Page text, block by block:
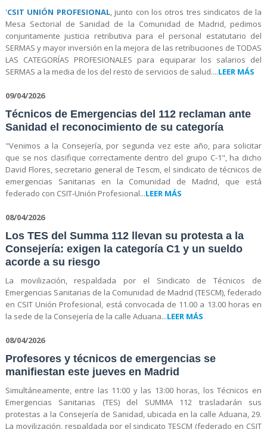
'CSIT UNIÓN PROFESIONAL, junto con los otros tres sindicatos de la
Mesa Sectorial de Sanidad de la Comunidad de Madrid, pedimos
conjuntamente justicia retributiva para el personal estatutario del
SERMAS y mayor inversión en la mejora de las retribuciones de TODAS
LAS CATEGORÍAS PROFESIONALES para equiparar los salarios del
SERMAS a la media de los del resto de servicios de salud....LEER MÁS
09/04/2026
Técnicos de Emergencias del 112 reclaman ante
Sanidad el reconocimiento de su categoría
"Venimos a la Consejería, por segunda vez este año, para solicitar
que se nos clasifique correctamente dentro del grupo C-1", ha dicho
David Flores, secretario general de Tescm, el sindicato de técnicos de
emergencias Sanitarias en la Comunidad de Madrid, que está
federado con CSIT-Unión Profesional...LEER MÁS
08/04/2026
Los TES del Summa 112 llevan su protesta a la
Consejería: exigen la categoría C1 y un sueldo
acorde a su riesgo
La movilización, respaldada por el Sindicato de Técnicos de
Emergencias Sanitarias de la Comunidad de Madrid (TESCM), federado
en CSIT Unión Profesional, está convocada de 11.00 a 13.00 horas en
la sede de la Consejería de la calle Aduana...LEER MÁS
08/04/2026
Profesores y técnicos de emergencias se
manifiestan este jueves en Madrid
Simultáneamente, entre las 11:00 y las 13:00 horas, los Técnicos en
Emergencias Sanitarias (TES) del SUMMA 112 trasladarán sus
protestas a la Consejería de Sanidad, ubicada en la calle Aduana, 29.
La movilización, respaldada por el sindicato TESCM (federado en CSIT